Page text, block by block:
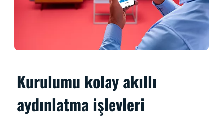
Kurulumu kolay akıllı
aydınlatma işlevleri